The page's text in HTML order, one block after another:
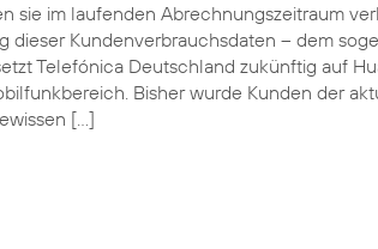
sie im laufenden Abrechnungszeitraum
dieser Kundenverbrauchsdaten – dem
Telefónica Deutschland zukünftig auf
Bisher wurde Kunden der
[…]